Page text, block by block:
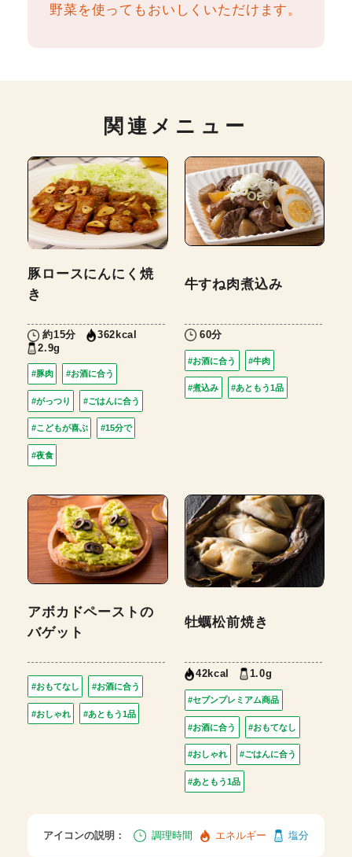
野菜を使ってもおいしくいただけます。
関連メニュー
豚ロースにんにく焼
き
約15分
362kcal
2.9g
#豚肉 #お酒に合う
#がっつり #ごはんに合う
#こどもが喜ぶ #15分で
#夜食
牛すね肉煮込み
60分
#お酒に合う #牛肉
#煮込み #あともう1品
アボカドペーストの
バゲット
#おもてなし #お酒に合う
#おしゃれ #あともう1品
牡蠣松前焼き
42kcal 1.0g
#セブンプレミアム商品
#お酒に合う #おもてなし
#おしゃれ #ごはんに合う
#あともう1品
アイコンの説明： 調理時間 エネルギー 塩分